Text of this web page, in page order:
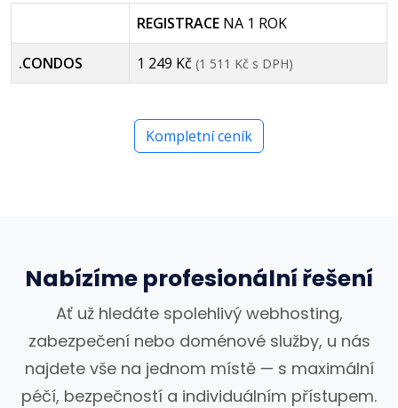
REGISTRACE NA 1 ROK
.CONDOS 1 249 Kč (1 511 Kč s DPH)
Kompletní ceník
Nabízíme profesionální řešení
Ať už hledáte spolehlivý webhosting,
zabezpečení nebo doménové služby, u nás
najdete vše na jednom místě — s maximální
péčí, bezpečností a individuálním přístupem.